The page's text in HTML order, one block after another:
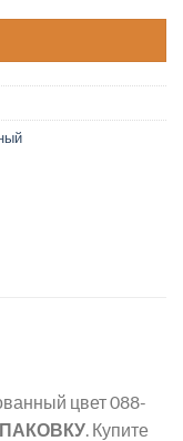
цвет 088-
. Купите